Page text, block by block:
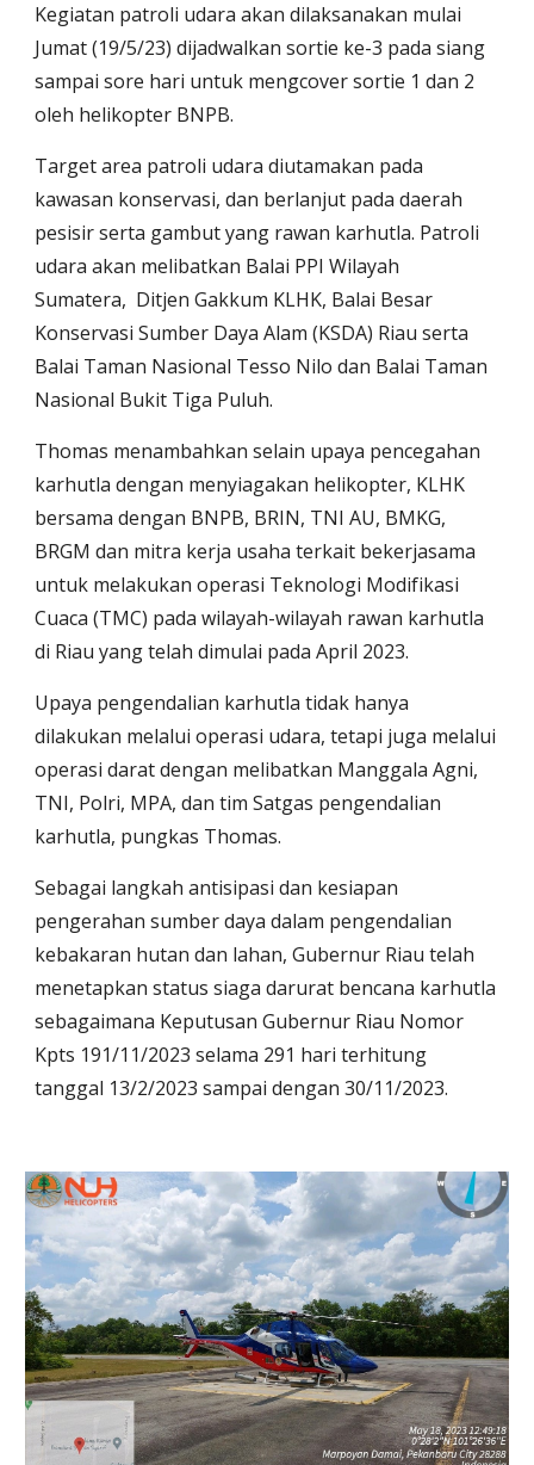
Kegiatan patroli udara akan dilaksanakan mulai
Jumat (19/5/23) dijadwalkan sortie ke-3 pada siang
sampai sore hari untuk mengcover sortie 1 dan 2
oleh helikopter BNPB.
Target area patroli udara diutamakan pada
kawasan konservasi, dan berlanjut pada daerah
pesisir serta gambut yang rawan karhutla. Patroli
udara akan melibatkan Balai PPI Wilayah
Sumatera, Ditjen Gakkum KLHK, Balai Besar
Konservasi Sumber Daya Alam (KSDA) Riau serta
Balai Taman Nasional Tesso Nilo dan Balai Taman
Nasional Bukit Tiga Puluh.
Thomas menambahkan selain upaya pencegahan
karhutla dengan menyiagakan helikopter, KLHK
bersama dengan BNPB, BRIN, TNI AU, BMKG,
BRGM dan mitra kerja usaha terkait bekerjasama
untuk melakukan operasi Teknologi Modifikasi
Cuaca (TMC) pada wilayah-wilayah rawan karhutla
di Riau yang telah dimulai pada April 2023.
Upaya pengendalian karhutla tidak hanya
dilakukan melalui operasi udara, tetapi juga melalui
operasi darat dengan melibatkan Manggala Agni,
TNI, Polri, MPA, dan tim Satgas pengendalian
karhutla, pungkas Thomas.
Sebagai langkah antisipasi dan kesiapan
pengerahan sumber daya dalam pengendalian
kebakaran hutan dan lahan, Gubernur Riau telah
menetapkan status siaga darurat bencana karhutla
sebagaimana Keputusan Gubernur Riau Nomor
Kpts 191/11/2023 selama 291 hari terhitung
tanggal 13/2/2023 sampai dengan 30/11/2023.